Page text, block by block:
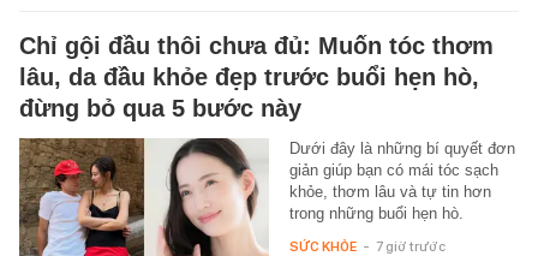
Chỉ gội đầu thôi chưa đủ: Muốn tóc thơm
lâu, da đầu khỏe đẹp trước buổi hẹn hò,
đừng bỏ qua 5 bước này
Dưới đây là những bí quyết đơn
giản giúp bạn có mái tóc sạch
khỏe, thơm lâu và tự tin hơn
trong những buổi hẹn hò.
SỨC KHỎE - 7 giờ trước